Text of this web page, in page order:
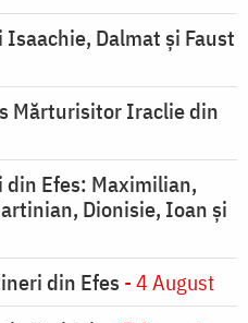
Dalmat şi Faust
Mărturisitor Iraclie din
Efes: Maximilian,
Dionisie, Ioan şi
din Efes - 4 August